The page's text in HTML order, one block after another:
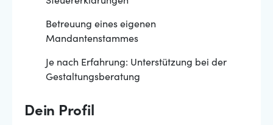
Betreuung eines eigenen
Mandantenstammes
Je nach Erfahrung: Unterstützung bei der
Gestaltungsberatung
Dein Profil